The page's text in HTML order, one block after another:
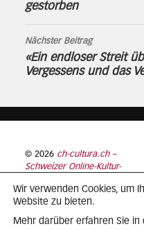
gestorben
Nächster Beitrag
«Ein endloser Streit
Vergessens und das
© 2026 ch-cultura.ch –
Schweizer Online-Kultur-
Wir verwenden Cookies, um
Website zu bieten.
Mehr darüber erfahren Sie in